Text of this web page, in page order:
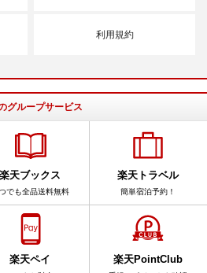
利用規約
グループサービス
楽天ブックス
でも全品送料無料
楽天トラベル
簡単宿泊予約！
楽天ペイ 楽天PointClub